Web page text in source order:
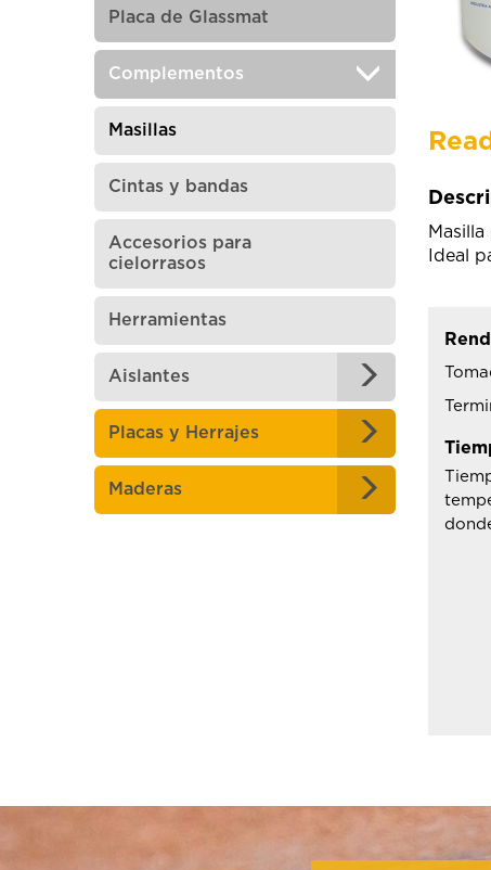
Placa de Glassmat
Complementos
Masillas
Cintas y bandas
Accesorios para
cielorrasos
Herramientas
Aislantes
Placas y Herrajes
Maderas
Ideal